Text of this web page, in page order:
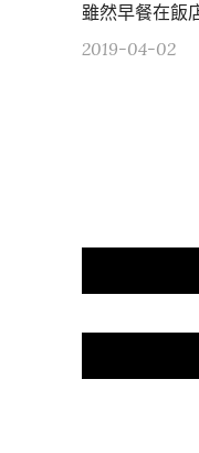
雖然早餐在飯
2019-04-02